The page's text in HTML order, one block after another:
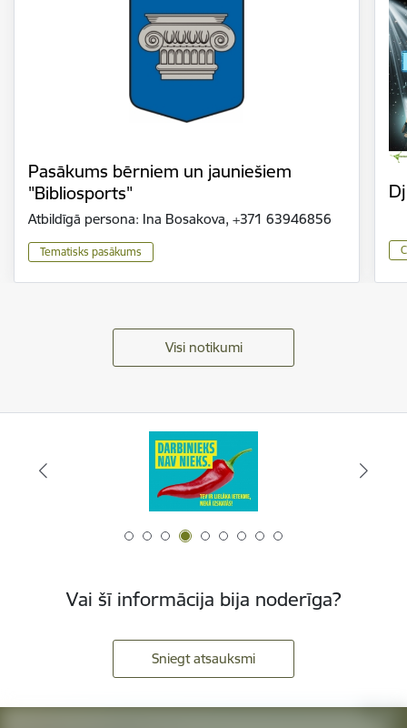
Pasākums bērniem un jauniešiem
"Bibliosports"
Atbildīgā persona: Ina Bosakova, +371 63946856
Tematisks pasākums
Visi notikumi
Vai šī informācija bija noderīga?
Sniegt atsauksmi